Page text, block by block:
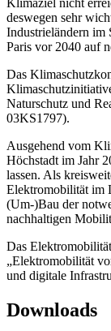
Klimaziel nicht
deswegen sehr
Industrieländern im
Paris vor 2040 auf
Das
Naturschutz und
03KS1797).
Ausgehend vom
Höchstadt im Jahr
lassen. Als
Elektromobilität im
(Um-)Bau der
nachhaltigen
Das
„Elektromobilität
und digitale
Downloads